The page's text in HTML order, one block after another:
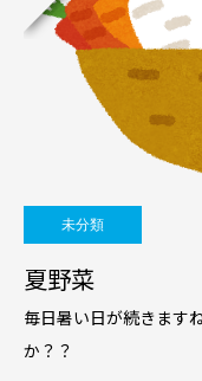
未分類
夏野菜
毎日暑い日が続きます
か？？